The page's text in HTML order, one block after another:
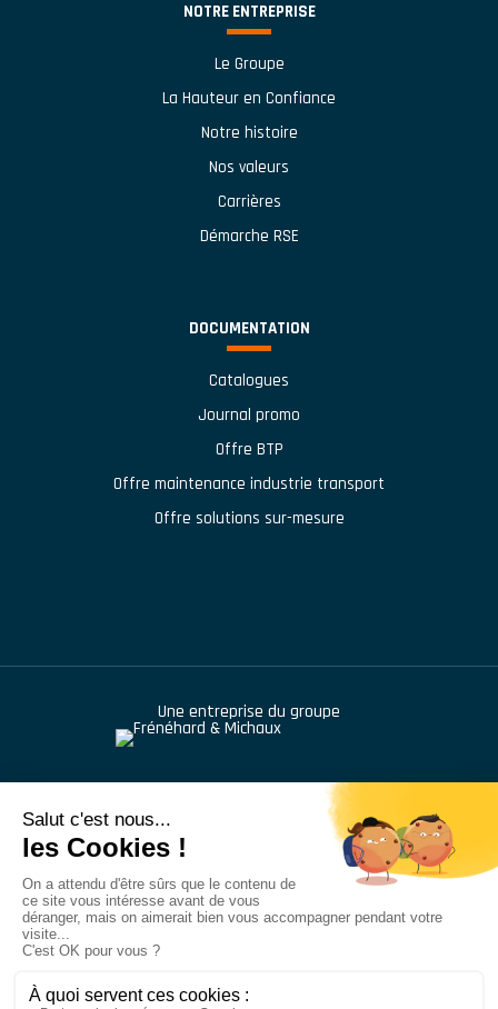
NOTRE ENTREPRISE
Le Groupe
La Hauteur en Confiance
Notre histoire
Nos valeurs
Carrières
Démarche RSE
DOCUMENTATION
Catalogues
Journal promo
Offre BTP
Offre maintenance industrie transport
Offre solutions sur-mesure
Une entreprise du groupe
976 route de Saint Bernard BP 414 01604 Trévoux
+33 (1) 48 46 68 42